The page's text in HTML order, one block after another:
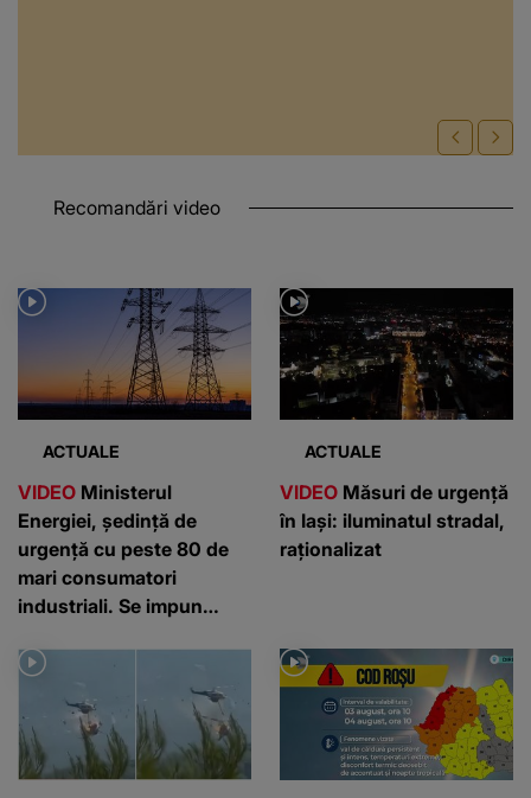
Recomandări video
ACTUALE
VIDEO Ministerul
Energiei, ședință de
urgență cu peste 80 de
mari consumatori
industriali. Se impun
reducerea consumului de
electricitate, după ce s-a
instaurat stare de alertă
națională
ACTUALE
VIDEO Măsuri de urgență
în Iași: iluminatul stradal,
raționalizat